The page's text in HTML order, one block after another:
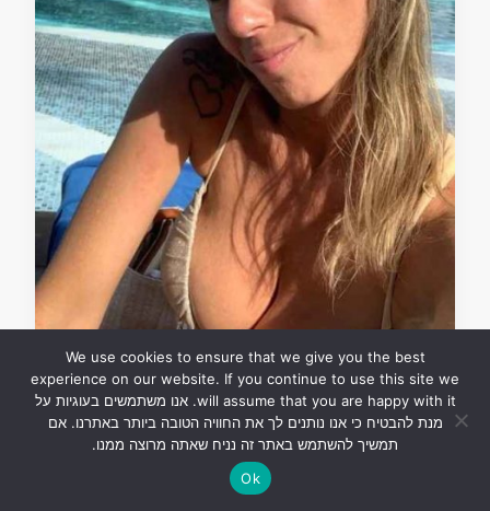
בנות חמות
פביאנה ביונאז היא דמות
שמציגה באינסטגרם
We use cookies to ensure that we give you the best
experience on our website. If you continue to use this site we
will assume that you are happy with it. אנו משתמשים בעוגיות על
מנת להבטיח כי אנו נותנים לך את החוויה הטובה ביותר באתרנו. אם
תמשיך להשתמש באתר זה נניח שאתה מרוצה ממנו.
Ok